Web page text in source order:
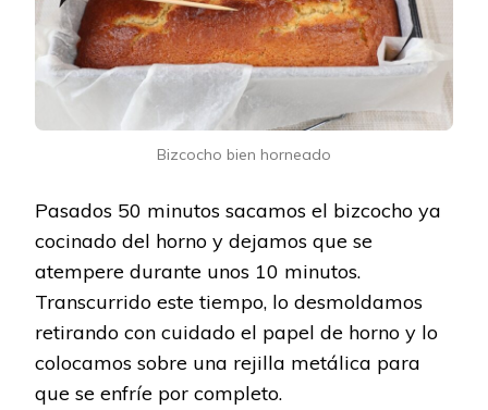
Bizcocho bien horneado
Pasados 50 minutos sacamos el bizcocho ya
cocinado del horno y dejamos que se
atempere durante unos 10 minutos.
Transcurrido este tiempo, lo desmoldamos
retirando con cuidado el papel de horno y lo
colocamos sobre una rejilla metálica para
que se enfríe por completo.